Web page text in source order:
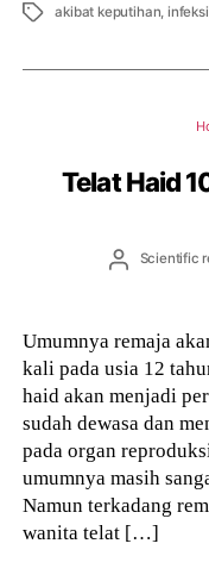
Tags akibat keputihan,
Telat Haid
PostScientific
Umumnya remaja
kali pada usia 12
haid akan menjadi
sudah dewasa dan
pada organ
umumnya masih
Namun terkadang
wanita telat […]